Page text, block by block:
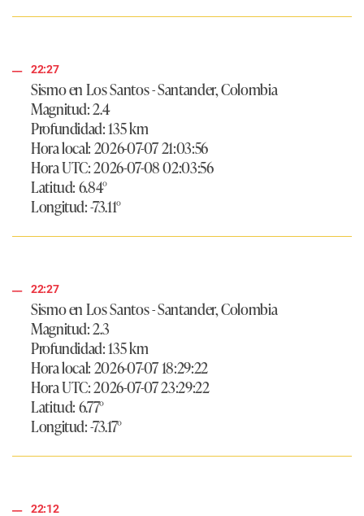
22:27
Sismo en Los Santos - Santander, Colombia
Magnitud: 2.4
Profundidad: 135 km
Hora local: 2026-07-07 21:03:56
Hora UTC: 2026-07-08 02:03:56
Latitud: 6.84°
Longitud: -73.11°
22:27
Sismo en Los Santos - Santander, Colombia
Magnitud: 2.3
Profundidad: 135 km
Hora local: 2026-07-07 18:29:22
Hora UTC: 2026-07-07 23:29:22
Latitud: 6.77°
Longitud: -73.17°
22:12